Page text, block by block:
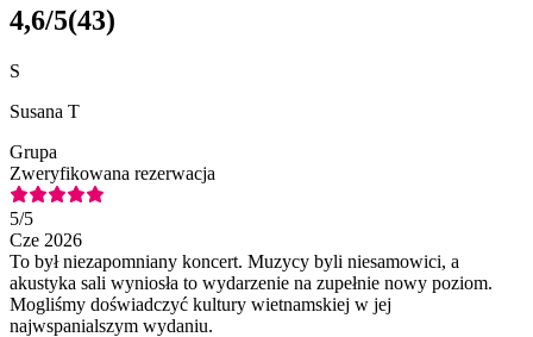
4,6/5(43)
S
Susana T
Grupa
Zweryfikowana rezerwacja
5/5
Cze 2026
To był niezapomniany koncert. Muzycy byli niesamowici, a
akustyka sali wyniosła to wydarzenie na zupełnie nowy poziom.
Mogliśmy doświadczyć kultury wietnamskiej w jej
najwspanialszym wydaniu.